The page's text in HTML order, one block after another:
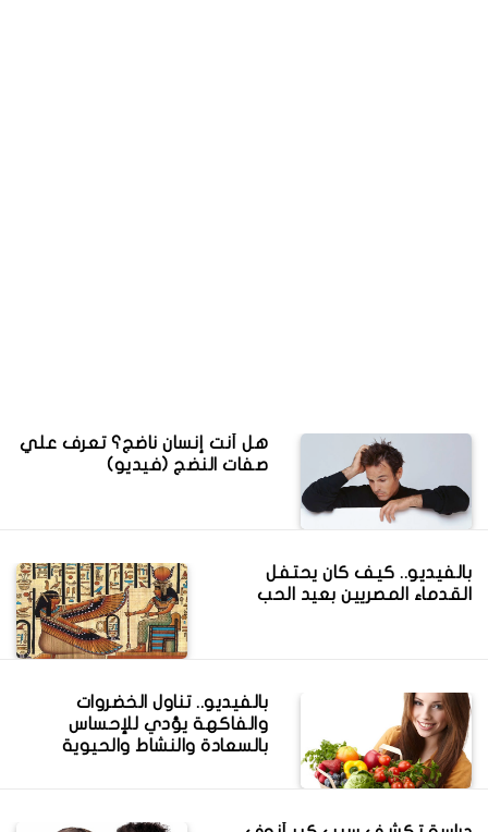
هل أنت إنسان ناضج؟ تعرف علي
صفات النضج (فيديو)
بالفيديو.. كيف كان يحتفل
القدماء المصريين بعيد الحب
بالفيديو.. تناول الخضروات
والفاكهة يؤدي للإحساس
بالسعادة والنشاط والحيوية